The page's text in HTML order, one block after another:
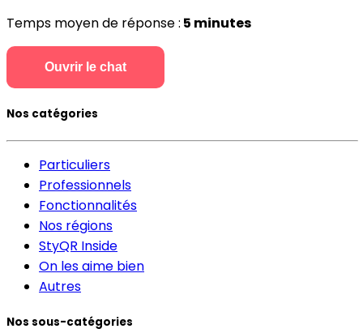
Temps moyen de réponse : 5 minutes
Ouvrir le chat
Nos catégories
Particuliers
Professionnels
Fonctionnalités
Nos régions
StyQR Inside
On les aime bien
Autres
Nos sous-catégories